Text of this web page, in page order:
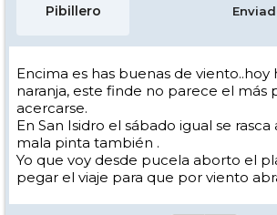
Pibillero
Encima es has buenas de viento..hoy
naranja, este finde no parece el más
acercarse.
En San Isidro el sábado igual se
mala pinta también .
Yo que voy desde pucela aborto el
pegar el viaje para que por viento